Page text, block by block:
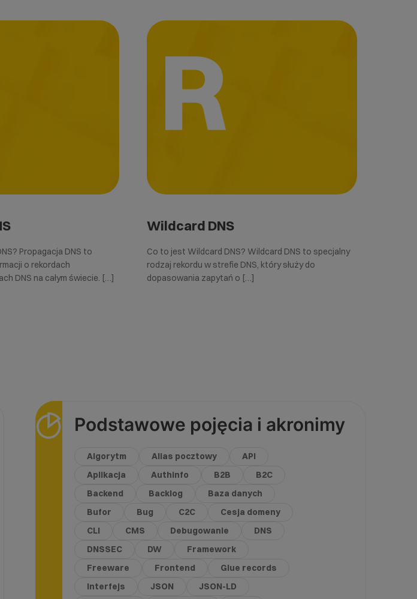
Propagacja DNS to
o rekordach
DNS na całym świecie. […]
R
Wildcard DNS
Co to jest Wildcard DNS? Wildcard DNS to specjalny
rodzaj rekordu w strefie DNS, który służy do
dopasowania zapytań o […]
Podstawowe pojęcia i akronimy
Algorytm Alias pocztowy
API
Aplikacja
Authinfo B2B
B2C
Backend
Backlog
Baza danych
Bufor
Bug C2C
Cesja domeny
CLI
CMS Debugowanie
DNS
DNSSEC
DW
Framework
Freeware
Frontend
Glue records
Interfejs
JSON JSON-LD